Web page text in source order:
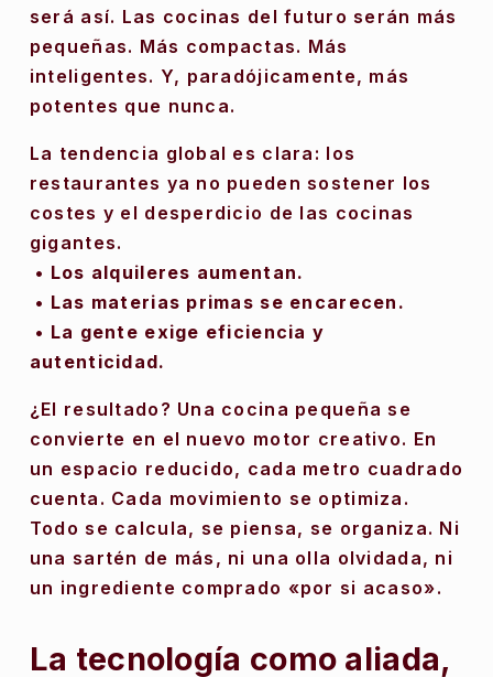
será así. Las cocinas del futuro serán más
pequeñas. Más compactas. Más
inteligentes. Y, paradójicamente, más
potentes que nunca.
La tendencia global es clara: los
restaurantes ya no pueden sostener los
costes y el desperdicio de las cocinas
gigantes.
• Los alquileres aumentan.
• Las materias primas se encarecen.
autenticidad.
¿El resultado? Una cocina pequeña se
convierte en el nuevo motor creativo. En
un espacio reducido, cada metro cuadrado
cuenta. Cada movimiento se optimiza.
Todo se calcula, se piensa, se organiza. Ni
una sartén de más, ni una olla olvidada, ni
un ingrediente comprado «por si acaso».
La tecnología como aliada,